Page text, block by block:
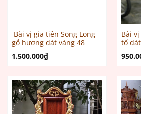
Bài vị gia tiên Song Long
gỗ hương dát vàng 48
1.500.000₫
Bài
tổ